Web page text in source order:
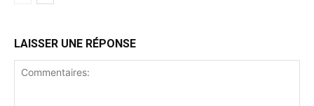
LAISSER UNE RÉPONSE